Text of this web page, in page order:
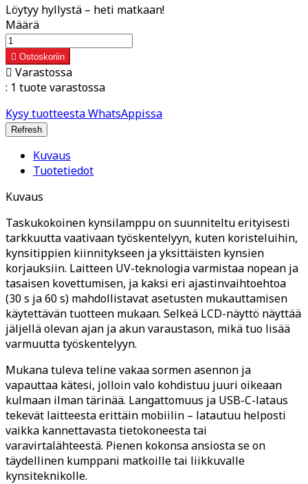
Löytyy hyllystä – heti matkaan!
Määrä
 Ostoskoriin
 Varastossa
: 1 tuote varastossa
Kysy tuotteesta WhatsAppissa
Kuvaus
Tuotetiedot
Kuvaus
Taskukokoinen kynsilamppu on suunniteltu erityisesti
tarkkuutta vaativaan työskentelyyn, kuten koristeluihin,
kynsitippien kiinnitykseen ja yksittäisten kynsien
korjauksiin. Laitteen UV-teknologia varmistaa nopean ja
tasaisen kovettumisen, ja kaksi eri ajastinvaihtoehtoa
(30 s ja 60 s) mahdollistavat asetusten mukauttamisen
käytettävän tuotteen mukaan. Selkeä LCD-näyttö näyttää
jäljellä olevan ajan ja akun varaustason, mikä tuo lisää
varmuutta työskentelyyn.
Mukana tuleva teline vakaa sormen asennon ja
vapauttaa kätesi, jolloin valo kohdistuu juuri oikeaan
kulmaan ilman tärinää. Langattomuus ja USB-C-lataus
tekevät laitteesta erittäin mobiilin – latautuu helposti
vaikka kannettavasta tietokoneesta tai
varavirtalähteestä. Pienen kokonsa ansiosta se on
täydellinen kumppani matkoille tai liikkuvalle
kynsiteknikolle.